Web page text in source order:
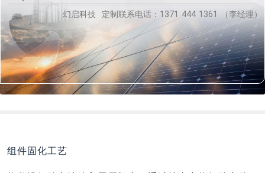
幻启科技 定制联系电话：1371 444 1361 （李经理）
组件固化工艺